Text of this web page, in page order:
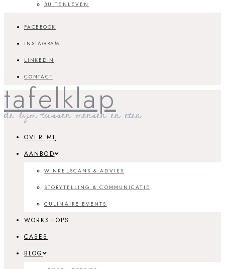
BUITENLEVEN
FACEBOOK
INSTAGRAM
LINKEDIN
CONTACT
tafelklap
de lijm tussen mensen en eten
OVER MIJ
AANBOD
WINKELSCANS & ADVIES
STORYTELLING & COMMUNICATIE
CULINAIRE EVENTS
WORKSHOPS
CASES
BLOG